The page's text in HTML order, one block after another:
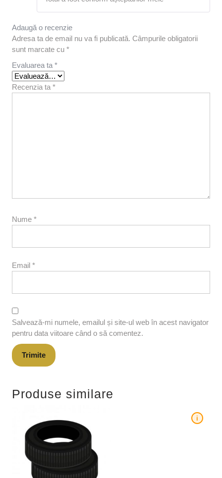
Adaugă o recenzie
Adresa ta de email nu va fi publicată. Câmpurile obligatorii
sunt marcate cu *
Evaluarea ta *
Recenzia ta *
Nume *
Email *
Salvează-mi numele, emailul și site-ul web în acest navigator
pentru data viitoare când o să comentez.
Produse similare
i